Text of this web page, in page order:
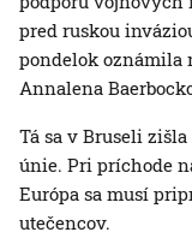
pred ruskou
pondelok oznámila
Annalena
Tá sa v Bruseli
únie. Pri príchode
Európa sa musí
utečencov.